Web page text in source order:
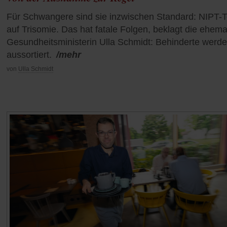
Für Schwangere sind sie inzwischen Standard: NIPT-
auf Trisomie. Das hat fatale Folgen, beklagt die
Gesundheitsministerin Ulla Schmidt: Behinderte
aussortiert. /mehr
von Ulla Schmidt